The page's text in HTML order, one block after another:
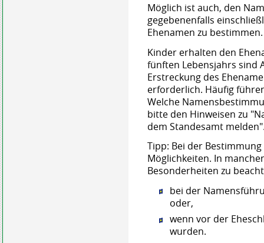
Möglich ist auch, den
gegebenenfalls
Ehenamen zu bestimmen.
Kinder erhalten den
fünften Lebensjahrs sind
Erstreckung des
erforderlich. Häufig
Welche
bitte den Hinweisen zu
dem Standesamt
Tipp: Bei der
Möglichkeiten. In
Besonderheiten zu
bei der
oder,
wenn vor der
wurden.